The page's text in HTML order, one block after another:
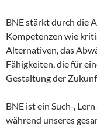
BNE stärkt durch die
Kompetenzen wie
Alternativen, das
Fähigkeiten, die für
Gestaltung der
BNE ist ein Such-,
während unseres